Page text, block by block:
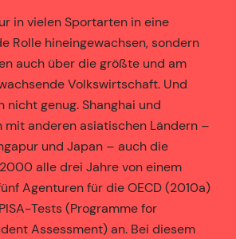
in vielen Sportarten in eine
Rolle hineingewachsen, sondern
auch über die größte und am
Volkswirtschaft. Und
nicht genug. Shanghai und
mit anderen asiatischen Ländern –
und Japan – auch die
alle drei Jahre von einem
Agenturen für die OECD (2010a)
Tests (Programme for
Assessment) an. Bei diesem